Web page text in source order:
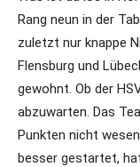
Rang neun in der
zuletzt nur knappe
Flensburg und
gewohnt. Ob der
abzuwarten. Das
Punkten nicht
besser gestartet,